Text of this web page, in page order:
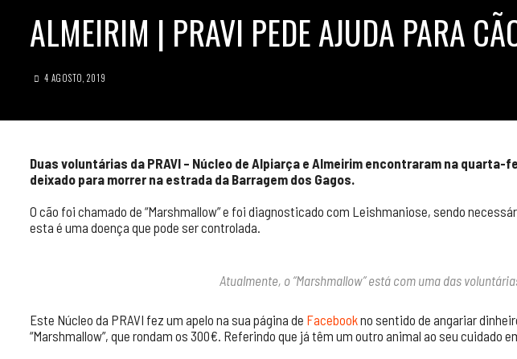
ALMEIRIM | PRAVI PEDE AJUDA PARA
4 AGOSTO, 2019
Duas voluntárias da PRAVI – Núcleo de Alpiarça e Almeirim encontraram na quarta-
deixado para morrer na estrada da Barragem dos Gagos.
O cão foi chamado de “Marshmallow” e foi diagnosticado com Leishmaniose, sendo
esta é uma doença que pode ser controlada.
Atualmente, o “Marshmallow” está com uma das
Este Núcleo da PRAVI fez um apelo na sua página de Facebookno sentido de angariar
“Marshmallow”, que rondam os 300€. Referindo que já têm um outro animal ao seu cuidado